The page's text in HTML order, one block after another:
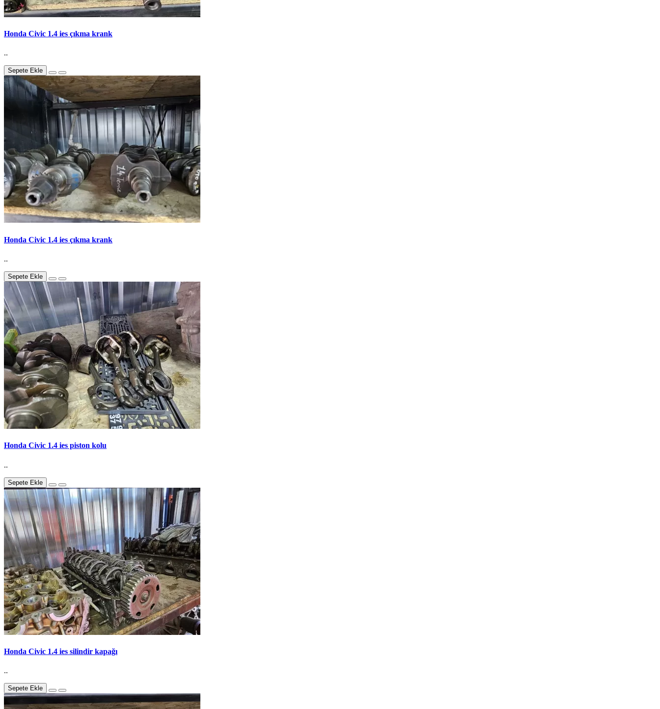
Honda Civic 1.4 ies çıkma krank
..
Sepete Ekle
Honda Civic 1.4 ies çıkma krank
..
Sepete Ekle
Honda Civic 1.4 ies piston kolu
..
Sepete Ekle
Honda Civic 1.4 ies silindir kapağı
..
Sepete Ekle